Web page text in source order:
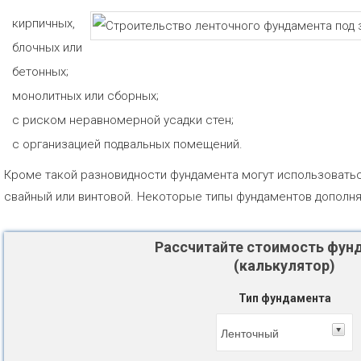
кирпичных,
блочных или
бетонных;
монолитных или сборных;
с риском неравномерной усадки стен;
с организацией подвальных помещений.
Кроме такой разновидности фундамента могут
свайный или винтовой. Некоторые типы фундаментов
Рассчитайте стоимость
(калькулятор)
Тип фундамента